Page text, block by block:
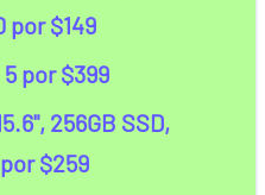
por $149
por $399
256GB SSD,
$259